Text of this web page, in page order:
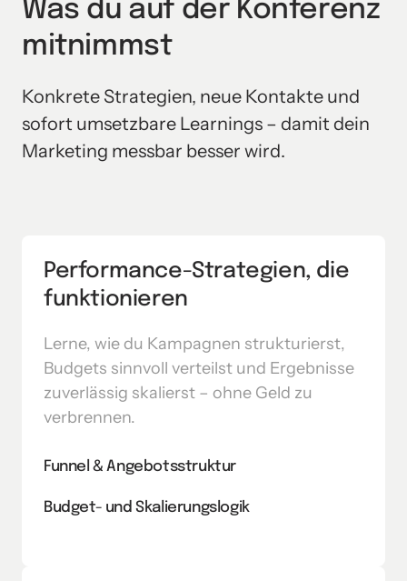
Was du auf der Konferenz
mitnimmst
Konkrete Strategien, neue Kontakte und
sofort umsetzbare Learnings – damit dein
Marketing messbar besser wird.
Performance-Strategien, die
funktionieren
Lerne, wie du Kampagnen strukturierst,
Budgets sinnvoll verteilst und Ergebnisse
zuverlässig skalierst – ohne Geld zu
verbrennen.
Funnel & Angebotsstruktur
Budget- und Skalierungslogik